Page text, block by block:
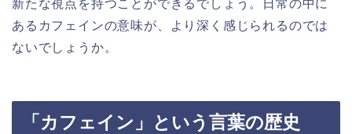
新たな視点を持つことができるでしょう。日常の中に
あるカフェインの意味が、より深く感じられるのでは
ないでしょうか。
「カフェイン」という言葉の歴史